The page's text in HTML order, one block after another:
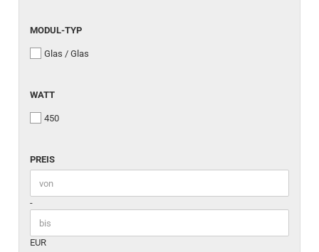
MODUL-TYP
MODUL-TYP
Glas / Glas
WATT
WATT
450
PREIS
PREIS
-
EUR